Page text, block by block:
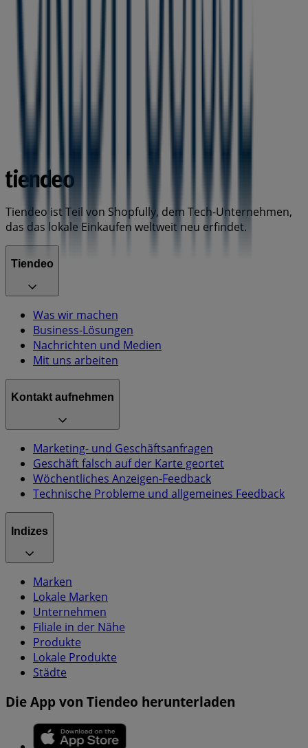
Tiendeo ist Teil von Shopfully, dem Tech-Unternehmen,
das das lokale Einkaufen weltweit neu erfindet.
Tiendeo
Was wir machen
Business-Lösungen
Nachrichten und Medien
Mit uns arbeiten
Kontakt aufnehmen
Marketing- und Geschäftsanfragen
Geschäft falsch auf der Karte geortet
Wöchentliches Anzeigen-Feedback
Technische Probleme und allgemeines Feedback
Indizes
Marken
Lokale Marken
Unternehmen
Filiale in der Nähe
Produkte
Lokale Produkte
Städte
Die App von Tiendeo herunterladen